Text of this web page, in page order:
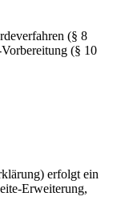
(§ 8
(§ 10
erfolgt ein
Erweiterung,